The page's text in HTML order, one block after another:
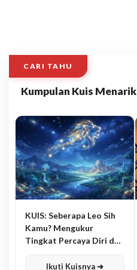
CARI TAHU
Kumpulan Kuis Menarik
KUIS: Seberapa Leo Sih
Kamu? Mengukur
Tingkat Percaya Diri dan
Ikuti Kuisnya ➔